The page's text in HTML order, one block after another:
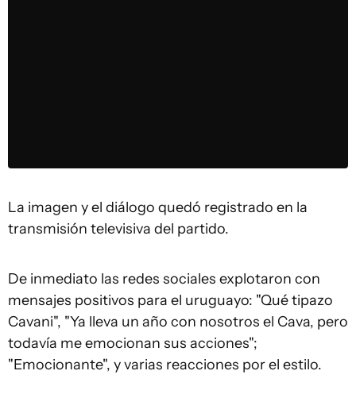
La imagen y el diálogo quedó registrado en la
transmisión televisiva del partido.
De inmediato las redes sociales explotaron con
mensajes positivos para el uruguayo: "Qué tipazo
Cavani", "Ya lleva un año con nosotros el Cava, pero
todavía me emocionan sus acciones";
"Emocionante", y varias reacciones por el estilo.